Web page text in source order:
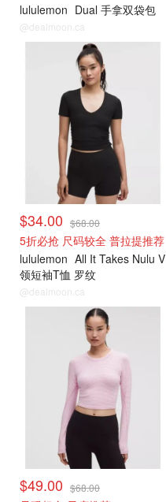
lululemon Dual 手拿双袋包
@dealmoon.ca
$34.00 $68.00
5折必抢 尺码较全 普拉提推荐
lululemon All It Takes Nulu V
领短袖T恤 罗纹
@dealmoon.ca
$49.00 $68.00